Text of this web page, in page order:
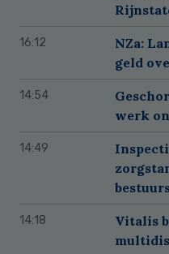
16:12
NZa:
geld
14:54
werk
14:49
14:18
Vitalis